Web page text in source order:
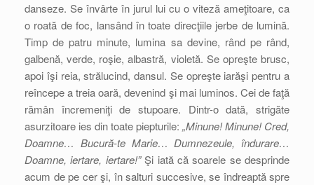
danseze. Se învârte în jurul lui cu o viteză ameţitoare, ca
o roată de foc, lansând în toate direcţiile jerbe de lumină.
Timp de patru minute, lumina sa devine, rând pe rând,
galbenă, verde, roşie, albastră, violetă. Se opreşte brusc,
apoi îşi reia, strălucind, dansul. Se opreşte iarăşi pentru a
reîncepe a treia oară, devenind şi mai luminos. Cei de faţă
rămân încremeniţi de stupoare. Dintr-o dată, strigăte
asurzitoare ies din toate piepturile: „Minune! Minune! Cred,
Doamne… Bucură-te Marie… Dumnezeule, îndurare…
Doamne, iertare, iertare!”Şi iată că soarele se desprinde
acum de pe cer şi, în salturi succesive, se îndreaptă spre